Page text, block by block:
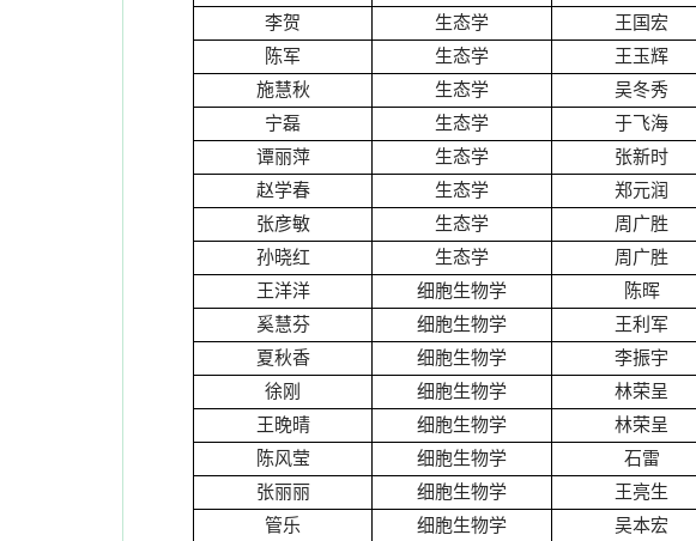
李贺
生态学
王国宏
陈军
生态学
王玉辉
施慧秋
生态学
吴冬秀
宁磊
生态学
于飞海
谭丽萍
生态学
张新时
赵学春
生态学
郑元润
张彦敏
生态学
周广胜
孙晓红
生态学
周广胜
王洋洋
细胞生物学
陈晖
奚慧芬
细胞生物学
王利军
夏秋香
细胞生物学
李振宇
徐刚
细胞生物学
林荣呈
王晚晴
细胞生物学
林荣呈
陈风莹
细胞生物学
石雷
张丽丽
细胞生物学
王亮生
管乐
细胞生物学
吴本宏